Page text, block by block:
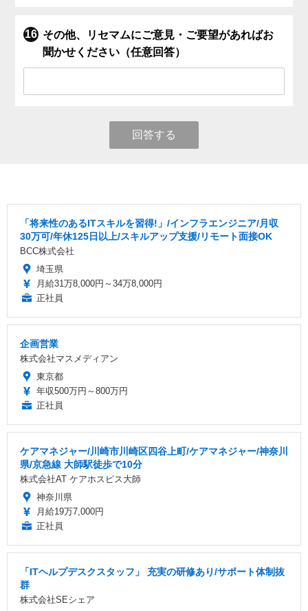
その他、リセマムにご意見・ご要望があればお
聞かせください（任意回答）
回答する
「将来性のあるITスキルを習得!」/インフラエンジニア/月収
30万可/年休125日以上/スキルアップ支援/リモート面接OK
BCC株式会社
埼玉県
月給31万8,000円～34万8,000円
正社員
企画営業
株式会社マスメディアン
東京都
年収500万円～800万円
正社員
ケアマネジャー/川崎市川崎区四谷上町/ケアマネジャー/神奈川
県/京急線 大師駅徒歩で10分
株式会社AT ケアホスピス大師
神奈川県
月給19万7,000円
正社員
「ITヘルプデスクスタッフ」 充実の研修あり/サポート体制抜
群
株式会社SEシェア